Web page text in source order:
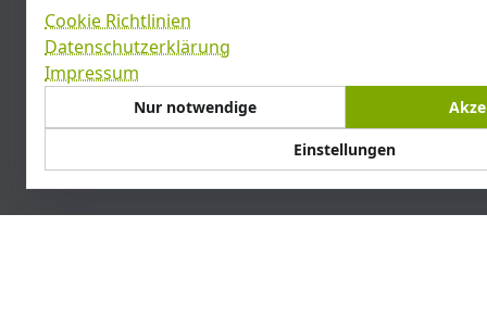
Cookie Richtlinien
Datenschutzerklärung
Impressum
Cookies, die interaktive Dienste wie Chat-Support und
Einstellungen
Nur notwendige